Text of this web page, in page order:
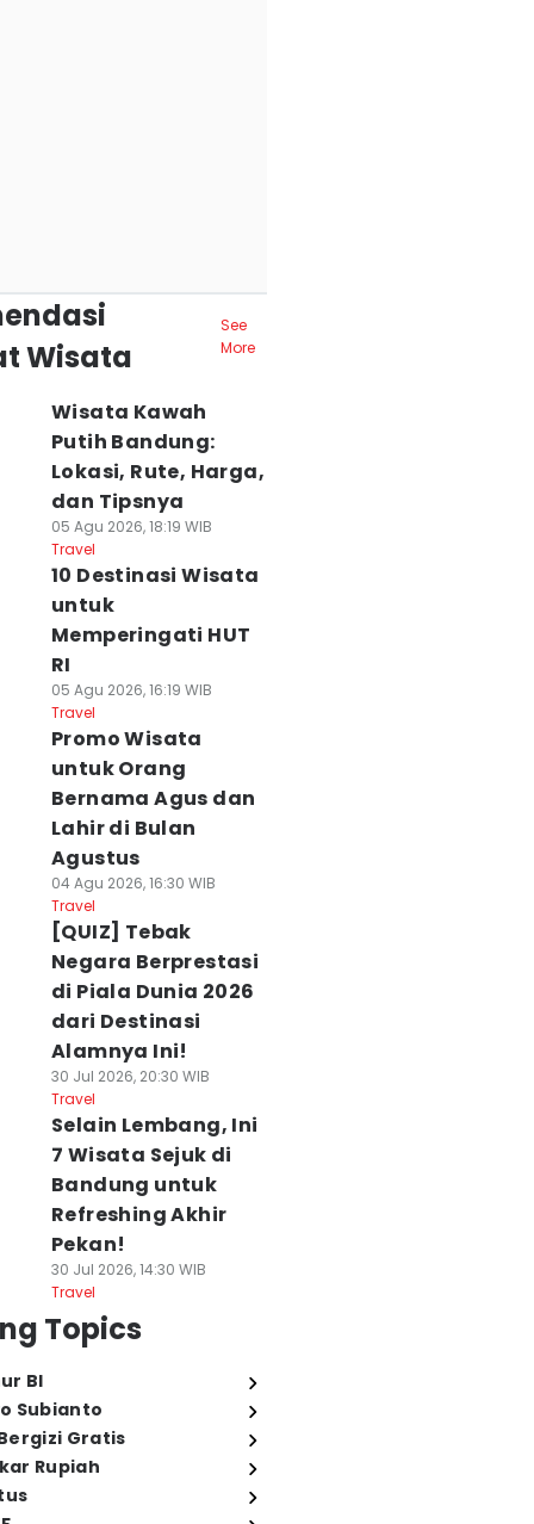
Wisata
See
More
Wisata Kawah
Putih Bandung:
Lokasi, Rute, Harga,
dan Tipsnya
05 Agu 2026, 18:19 WIB
Travel
10 Destinasi Wisata
untuk
Memperingati HUT
RI
05 Agu 2026, 16:19 WIB
Travel
Promo Wisata
untuk Orang
Bernama Agus dan
Lahir di Bulan
Agustus
04 Agu 2026, 16:30 WIB
Travel
[QUIZ] Tebak
Negara Berprestasi
di Piala Dunia 2026
dari Destinasi
Alamnya Ini!
30 Jul 2026, 20:30 WIB
Travel
Selain Lembang, Ini
7 Wisata Sejuk di
Bandung untuk
Refreshing Akhir
Pekan!
30 Jul 2026, 14:30 WIB
Travel
Topics
BI
Subianto
Gratis
Rupiah